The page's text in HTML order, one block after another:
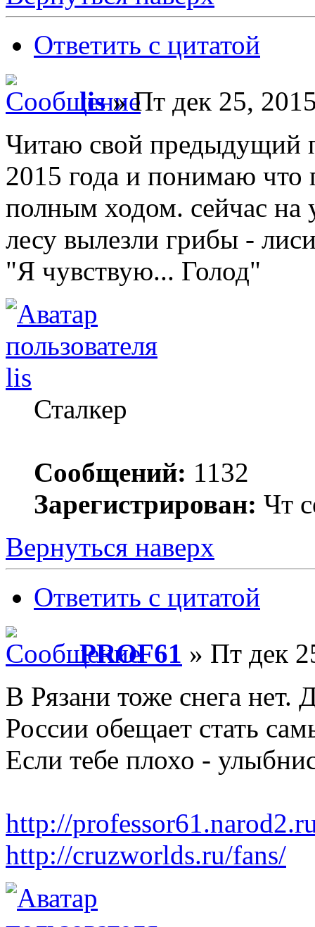
Ответить с цитатой
lis» Пт дек 25,
Читаю свой предыдущий
2015 года и понимаю что
полным ходом. сейчас на
лесу вылезли грибы -
"Я чувствую... Голод"
lis
Сталкер
Сообщений: 1132
Зарегистрирован: Чт
Вернуться наверх
Ответить с цитатой
PROF61 » Пт дек
В Рязани тоже снега нет.
России обещает стать
Если тебе плохо -
http://
http://cruzworlds.ru/fans/